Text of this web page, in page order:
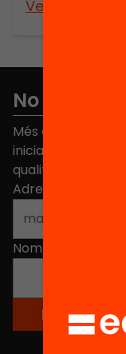
Veure’n més
No et perdis
Més de 40.000
iniciatives,
qualitat de
Adreça
Nom